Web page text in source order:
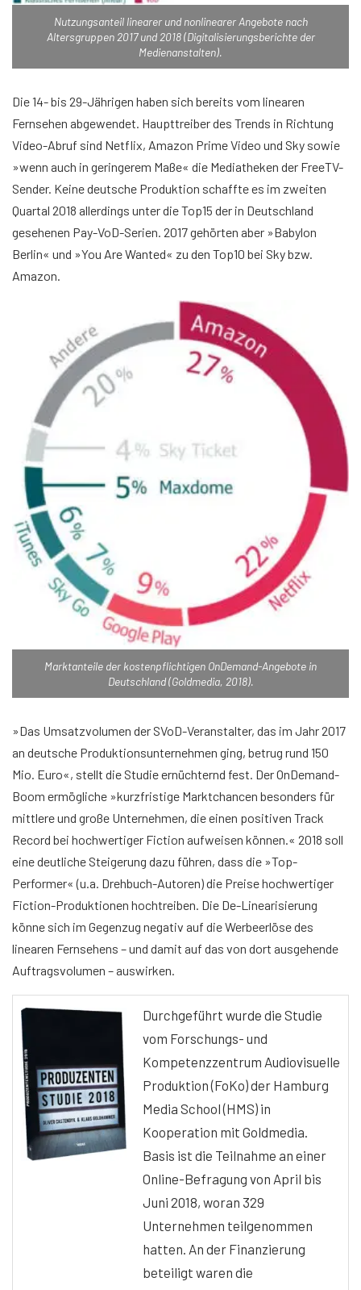
Nutzungsanteil linearer und nonlinearer Angebote nach
Altersgruppen 2017 und 2018 (Digitalisierungsberichte der
Medienanstalten).
Die 14- bis 29-Jährigen haben sich bereits vom linearen
Fernsehen abgewendet. Haupttreiber des Trends in Richtung
Video-Abruf sind Netflix, Amazon Prime Video und Sky sowie
»wenn auch in geringerem Maße« die Mediatheken der FreeTV-
Sender. Keine deutsche Produktion schaffte es im zweiten
Quartal 2018 allerdings unter die Top15 der in Deutschland
gesehenen Pay-VoD-Serien. 2017 gehörten aber »Babylon
Berlin« und »You Are Wanted« zu den Top10 bei Sky bzw.
Amazon.
Marktanteile der kostenpflichtigen OnDemand-Angebote in
Deutschland (Goldmedia, 2018).
»Das Umsatzvolumen der SVoD-Veranstalter, das im Jahr 2017
an deutsche Produktionsunternehmen ging, betrug rund 150
Mio. Euro«, stellt die Studie ernüchternd fest. Der OnDemand-
Boom ermögliche »kurzfristige Marktchancen besonders für
mittlere und große Unternehmen, die einen positiven Track
Record bei hochwertiger Fiction aufweisen können.« 2018 soll
eine deutliche Steigerung dazu führen, dass die »Top-
Performer« (u.a. Drehbuch-Autoren) die Preise hochwertiger
Fiction-Produktionen hochtreiben. Die De-Linearisierung
könne sich im Gegenzug negativ auf die Werbeerlöse des
linearen Fernsehens – und damit auf das von dort ausgehende
Auftragsvolumen – auswirken.
Durchgeführt wurde die Studie
vom Forschungs- und
Kompetenzzentrum Audiovisuelle
Produktion (FoKo) der Hamburg
Media School (HMS) in
Kooperation mit Goldmedia.
Basis ist die Teilnahme an einer
Online-Befragung von April bis
Juni 2018, woran 329
Unternehmen teilgenommen
hatten. An der Finanzierung
beteiligt waren die